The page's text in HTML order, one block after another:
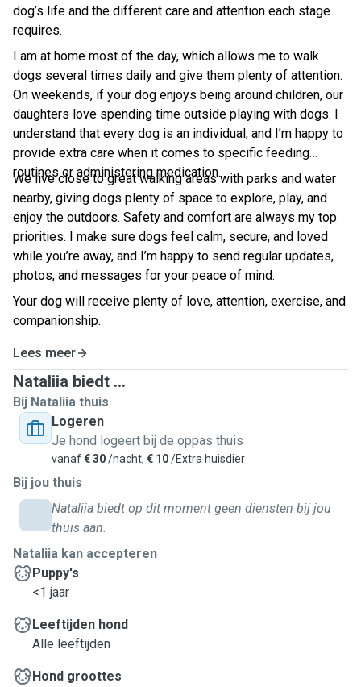
dog’s life and the different care and attention each stage
requires.
I am at home most of the day, which allows me to walk
dogs several times daily and give them plenty of attention.
On weekends, if your dog enjoys being around children, our
daughters love spending time outside playing with dogs. I
understand that every dog is an individual, and I’m happy to
provide extra care when it comes to specific feeding
routines or administering medication.
We live close to great walking areas with parks and water
nearby, giving dogs plenty of space to explore, play, and
enjoy the outdoors. Safety and comfort are always my top
priorities. I make sure dogs feel calm, secure, and loved
while you’re away, and I’m happy to send regular updates,
photos, and messages for your peace of mind.
Your dog will receive plenty of love, attention, exercise, and
companionship.
Lees meer
Nataliia biedt ...
Bij Nataliia thuis
Logeren
Je hond logeert bij de oppas thuis
vanaf€ 30/nacht, € 10/Extra huisdier
Bij jou thuis
Nataliia biedt op dit moment geen diensten bij jou
thuis aan.
Nataliia kan accepteren
Puppy's
<1 jaar
Leeftijden hond
Alle leeftijden
Hond groottes